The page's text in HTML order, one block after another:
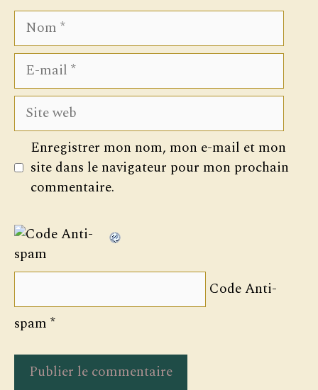
Nom
E-
mail
Site
web
Enregistrer mon nom, mon e-mail et mon
site dans le navigateur pour mon prochain
commentaire.
Code Anti-
spam *